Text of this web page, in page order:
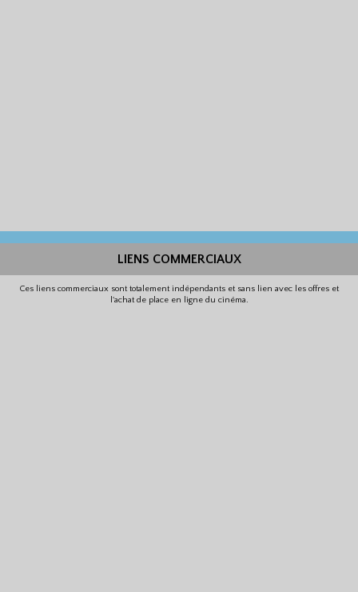
LIENS COMMERCIAUX
Ces liens commerciaux sont totalement indépendants et sans lien avec les offres et
l'achat de place en ligne du cinéma.